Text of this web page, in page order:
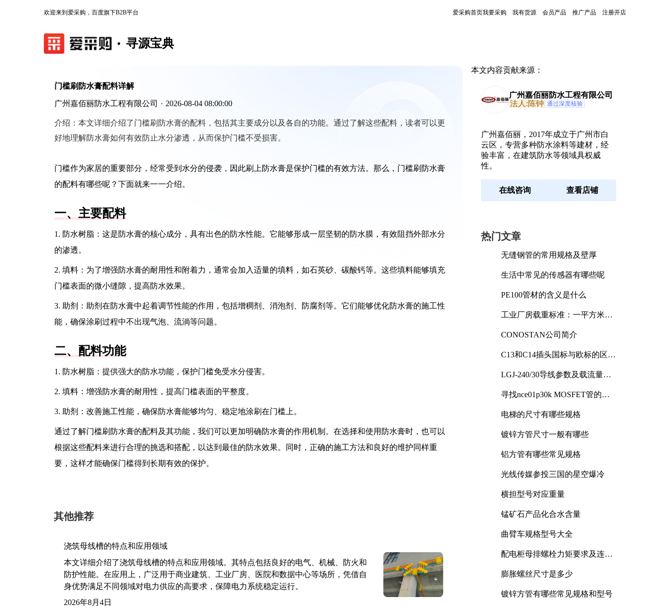
欢迎来到爱采购，百度旗下B2B平台 爱采购首页我要采购 我有货源 会员产品 推广产品 注册开店
寻源宝典
门槛刷防水膏配料详解
广州嘉佰丽防水工程有限公司 · 2026-08-04 08:00:00
介绍： 本文详细介绍了门槛刷防水膏的配料，包括其主要成分以及各自的功能。通过了解这些配料，读者可以更
好地理解防水膏如何有效防止水分渗透，从而保护门槛不受损害。
门槛作为家居的重要部分，经常受到水分的侵袭，因此刷上防水膏是保护门槛的有效方法。那么，门槛刷防水膏
的配料有哪些呢？下面就来一一介绍。
一、主要配料
1. 防水树脂：这是防水膏的核心成分，具有出色的防水性能。它能够形成一层坚韧的防水膜，有效阻挡外部水分
的渗透。
2. 填料：为了增强防水膏的耐用性和附着力，通常会加入适量的填料，如石英砂、碳酸钙等。这些填料能够填充
门槛表面的微小缝隙，提高防水效果。
3. 助剂：助剂在防水膏中起着调节性能的作用，包括增稠剂、消泡剂、防腐剂等。它们能够优化防水膏的施工性
能，确保涂刷过程中不出现气泡、流淌等问题。
二、配料功能
1. 防水树脂：提供强大的防水功能，保护门槛免受水分侵害。
2. 填料：增强防水膏的耐用性，提高门槛表面的平整度。
3. 助剂：改善施工性能，确保防水膏能够均匀、稳定地涂刷在门槛上。
通过了解门槛刷防水膏的配料及其功能，我们可以更加明确防水膏的作用机制。在选择和使用防水膏时，也可以
根据这些配料来进行合理的挑选和搭配，以达到最佳的防水效果。同时，正确的施工方法和良好的维护同样重
要，这样才能确保门槛得到长期有效的保护。
其他推荐
浇筑母线槽的特点和应用领域
本文详细介绍了浇筑母线槽的特点和应用领域。其特点包括良好的电气、机械、防火和
防护性能。在应用上，广泛用于商业建筑、工业厂房、医院和数据中心等场所，凭借自
身优势满足不同领域对电力供应的高要求，保障电力系统稳定运行。
2026年8月4日
本文内容贡献来源：
广州嘉佰丽防水工程有限公司
法人:陈钟 通过深度核验
广州嘉佰丽，2017年成立于广州市白
云区，专营多种防水涂料等建材，经
验丰富，在建筑防水等领域具权威
性。
在线咨询 查看店铺
热门文章
无缝钢管的常用规格及壁厚
生活中常见的传感器有哪些呢
PE100管材的含义是什么
工业厂房载重标准：一平方米能
CONOSTAN公司简介
C13和C14插头国标与欧标的区别
LGJ-240/30导线参数及载流量解
寻找nce01p30k MOSFET管的合
电梯的尺寸有哪些规格
镀锌方管尺寸一般有哪些
铝方管有哪些常见规格
光线传媒参投三国的星空爆冷
横担型号对应重量
锰矿石产品化合水含量
曲臂车规格型号大全
配电柜母排螺栓力矩要求及连接
膨胀螺丝尺寸是多少
镀锌方管有哪些常见规格和型号